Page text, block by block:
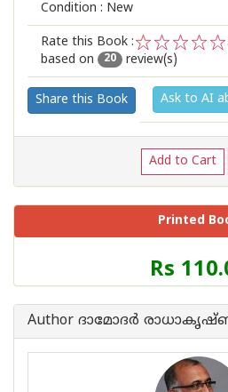
Condition : New
Rate this Book :
3
2
1
based on
20 review(s)
Share this Book Ask to AI
Add to Cart
Printed
Price
of
Book
Rs
Author ദാമോദർ